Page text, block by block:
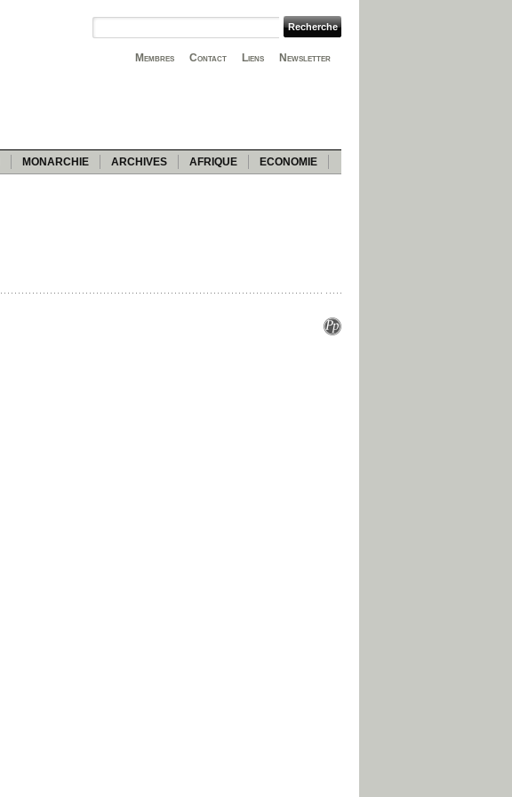
Newsletter
Liens
Contact
Membres
MONARCHIE ARCHIVES AFRIQUE ECONOMIE